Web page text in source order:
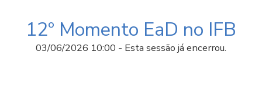
12º Momento EaD no IFB
03/06/2026 10:00 - Esta sessão já encerrou.